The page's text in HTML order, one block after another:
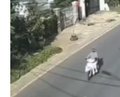
Tin nóng
Tư vấn luật